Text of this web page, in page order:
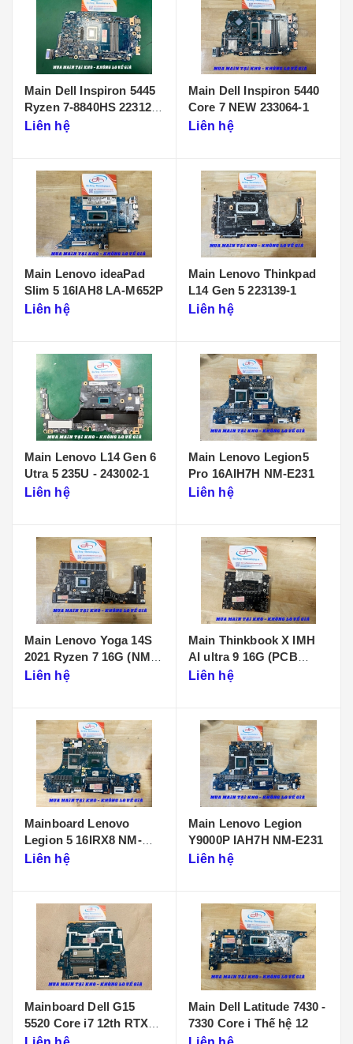
Main Dell Inspiron 5445
Ryzen 7-8840HS 223125-
1Liên hệ
Main Dell Inspiron 5440
Core 7 NEW 233064-1
Liên hệ
Main Lenovo ideaPad
Slim 5 16IAH8 LA-M652P
Liên hệ
Main Lenovo Thinkpad
L14 Gen 5 223139-1
Liên hệ
Main Lenovo L14 Gen 6
Utra 5 235U - 243002-1
Liên hệ
Main Lenovo Legion5
Pro 16AIH7H NM-E231
Liên hệ
Main Lenovo Yoga 14S
2021 Ryzen 7 16G (NM-
D431)
Liên hệ
Main Thinkbook X IMH
AI ultra 9 16G (PCB
KB340 NMF641)
Liên hệ
Mainboard Lenovo
Legion 5 16IRX8 NM-
F901
Liên hệ
Main Lenovo Legion
Y9000P IAH7H NM-E231
Liên hệ
Mainboard Dell G15
5520 Core i7 12th RTX
3050 LA-655P
Main Dell Latitude 7430 -
7330 Core i Thế hệ 12